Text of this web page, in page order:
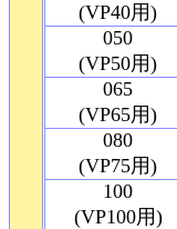
(VP40用)
050
(VP50用)
065
(VP65用)
080
(VP75用)
100
(VP100用)